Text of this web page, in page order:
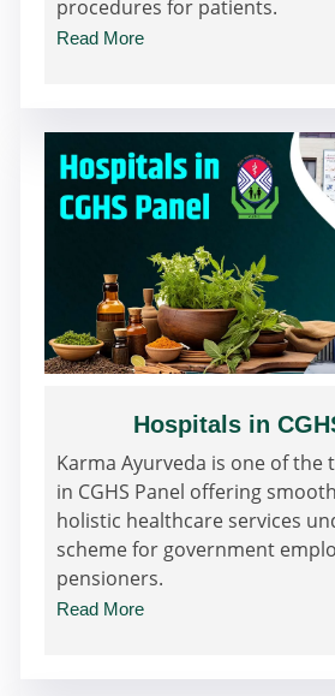
procedures for patients.
Read More
Hospitals in
Karma Ayurveda is one of the
in CGHS Panel offering
holistic healthcare services
scheme for government
pensioners.
Read More